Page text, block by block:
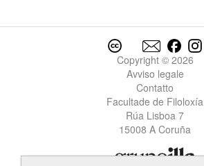
Copyright © 2026
Avviso legale
Contatto
Facultade de Filoloxía
Rúa Lisboa 7
15008 A Coruña